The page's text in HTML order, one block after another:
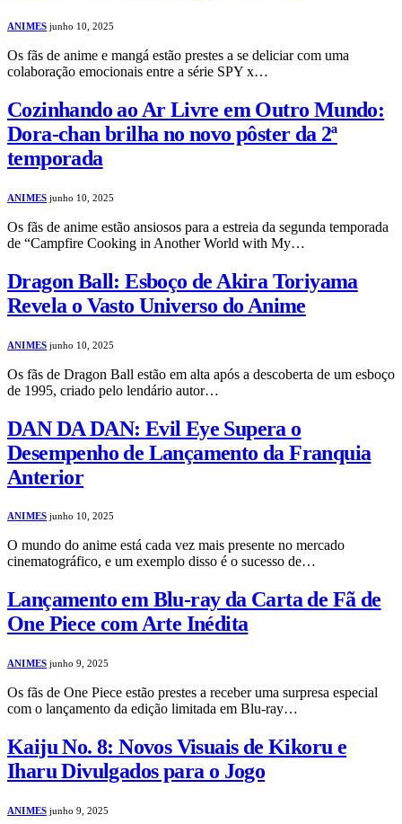
ANIMES junho 10, 2025
Os fãs de anime e mangá estão prestes a se deliciar com uma
colaboração emocionais entre a série SPY x…
Cozinhando ao Ar Livre em Outro Mundo:
Dora-chan brilha no novo pôster da 2ª
temporada
ANIMES junho 10, 2025
Os fãs de anime estão ansiosos para a estreia da segunda temporada
de “Campfire Cooking in Another World with My…
Dragon Ball: Esboço de Akira Toriyama
Revela o Vasto Universo do Anime
ANIMES junho 10, 2025
Os fãs de Dragon Ball estão em alta após a descoberta de um esboço
de 1995, criado pelo lendário autor…
DAN DA DAN: Evil Eye Supera o
Desempenho de Lançamento da Franquia
Anterior
ANIMES junho 10, 2025
O mundo do anime está cada vez mais presente no mercado
cinematográfico, e um exemplo disso é o sucesso de…
Lançamento em Blu-ray da Carta de Fã de
One Piece com Arte Inédita
ANIMES junho 9, 2025
Os fãs de One Piece estão prestes a receber uma surpresa especial
com o lançamento da edição limitada em Blu-ray…
Kaiju No. 8: Novos Visuais de Kikoru e
Iharu Divulgados para o Jogo
ANIMES junho 9, 2025